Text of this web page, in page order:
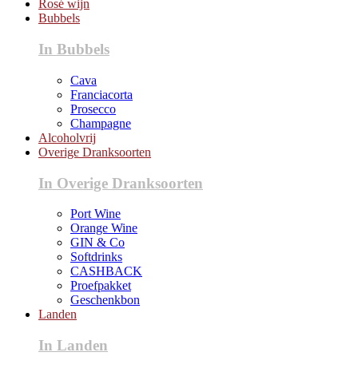
Rosé wijn
Bubbels
In Bubbels
Cava
Franciacorta
Prosecco
Champagne
Alcoholvrij
Overige Dranksoorten
In Overige Dranksoorten
Port Wine
Orange Wine
GIN & Co
Softdrinks
CASHBACK
Proefpakket
Geschenkbon
Landen
In Landen